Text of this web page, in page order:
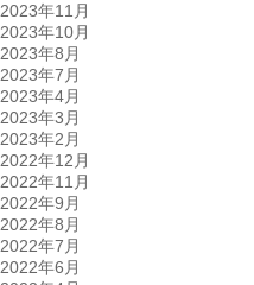
2023年11月
2023年10月
2023年8月
2023年7月
2023年4月
2023年3月
2023年2月
2022年12月
2022年11月
2022年9月
2022年8月
2022年7月
2022年6月